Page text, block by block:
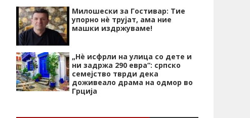
Милошески за Гостивар: Тие
упорно нѐ трујат, ама ние
машки издржуваме!
„Нѐ исфрли на улица со дете и
ни задржа 290 евра“: српско
семејство тврди дека
доживеало драма на одмор во
Грција